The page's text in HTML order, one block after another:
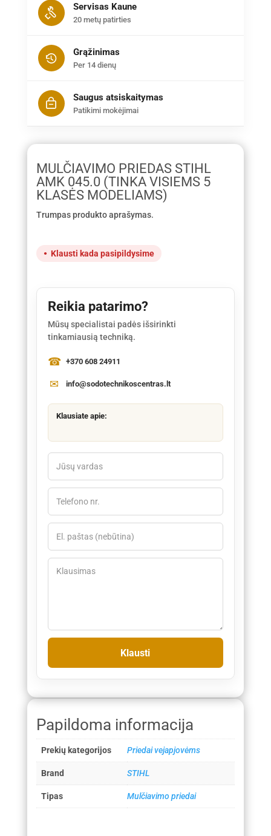
Servisas Kaune
20 metų patirties
Grąžinimas
Per 14 dienų
Saugus atsiskaitymas
Patikimi mokėjimai
MULČIAVIMO PRIEDAS STIHL
AMK 045.0 (TINKA VISIEMS 5
KLASĖS MODELIAMS)
Trumpas produkto aprašymas.
Klausti kada pasipildysime
Reikia patarimo?
Mūsų specialistai padės išsirinkti
tinkamiausią techniką.
+370 608 24911
info@sodotechnikoscentras.lt
Klausiate apie:
Papildoma informacija
Prekių kategorijos Priedai vejapjovėms
Brand STIHL
Tipas Mulčiavimo priedai